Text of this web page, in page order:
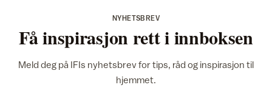
NYHETSBREV
Få inspirasjon rett i innboksen
Meld deg på IFIs nyhetsbrev for tips, råd og inspirasjon til
hjemmet.